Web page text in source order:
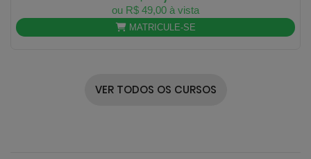
ou R$ 49,00 à vista
MATRICULE-SE
VER TODOS OS CURSOS